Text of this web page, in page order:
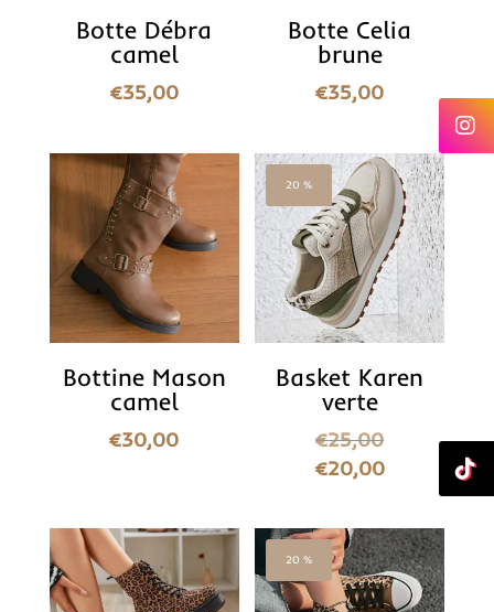
Botte Débra
camel
€35,00
Botte Celia
brune
€35,00
Bottine Mason
camel
€30,00
20 %
Basket Karen
verte
€25,00
€20,00
20 %